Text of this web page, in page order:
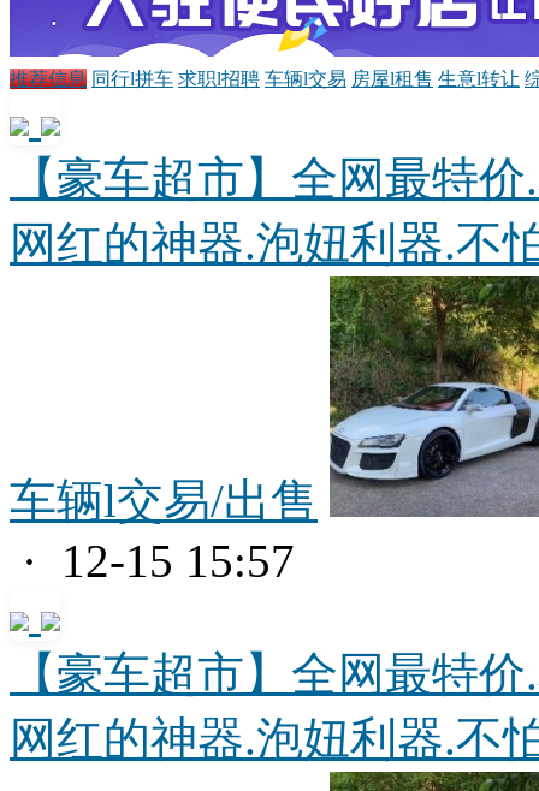
推荐信息 同行l拼车 求职l招聘 车辆l交易 房屋l租售 生意l转让
【豪车超市】全网最特
网红的神器.泡妞利器.不
车辆l交易/出售
· 12-15 15:57
【豪车超市】全网最特
网红的神器.泡妞利器.不